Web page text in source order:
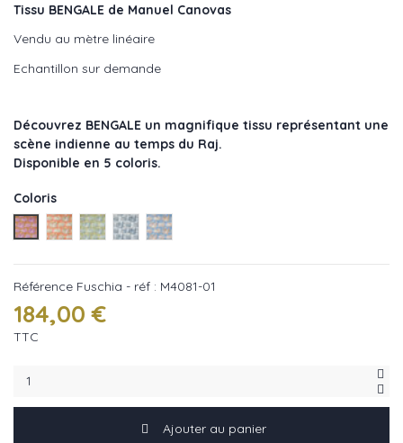
Tissu BENGALE de Manuel Canovas
Vendu au mètre linéaire
Echantillon sur demande
Découvrez BENGALE un magnifique tissu représentant une
scène indienne au temps du Raj.
Disponible en 5 coloris.
Coloris
Fuschia - réf : M4081-01
Corail - réf : M4081-02
Emeraude - réf : M4081-03
Paon - réf : M4081-04
Bleu - réf : M4081-05
Référence Fuschia - réf : M4081-01
184,00 €
TTC
Ajouter au panier